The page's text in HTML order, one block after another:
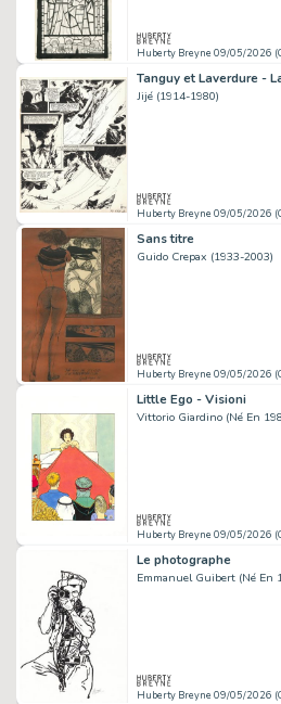
Huberty Breyne 09/05/2026
Tanguy et Laverdure -
Jijé (1914-1980)
Huberty Breyne 09/05/2026
Sans titre
Guido Crepax (1933-2003)
Huberty Breyne 09/05/2026
Little Ego - Visioni
Vittorio Giardino (Né En
Huberty Breyne 09/05/2026
Le photographe
Emmanuel Guibert (Né En
Huberty Breyne 09/05/2026